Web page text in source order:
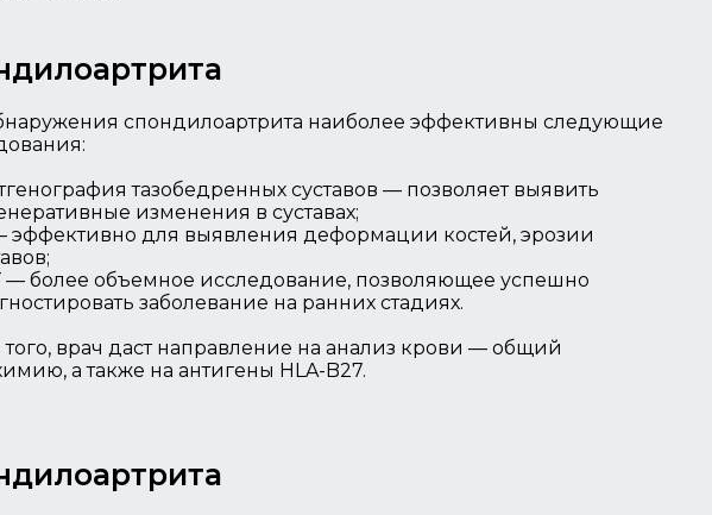
спондилоартрита наиболее эффективны следующие
тазобедренных суставов — позволяет выявить
изменения в суставах;
эффективно для выявления деформации костей, эрозии
более объемное исследование, позволяющее успешно
заболевание на ранних стадиях.
врач даст направление на анализ крови — общий
а также на антигены HLA-B27.